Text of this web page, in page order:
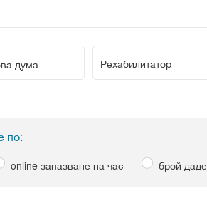
Рехабилитатор
по:
online запазване на час брой